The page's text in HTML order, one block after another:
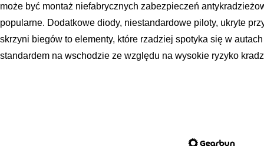
może być montaż niefabrycznych zabezpieczeń
popularne. Dodatkowe diody, niestandardowe piloty, ukryte
skrzyni biegów to elementy, które rzadziej spotyka się w
standardem na wschodzie ze względu na wysokie ryzyko